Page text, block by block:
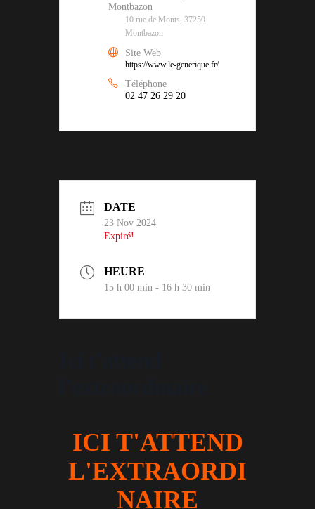
Montbazon
10 rue de Monts, 37250
Montbazon
Site Web
https://www.le-generique.fr/
Téléphone
02 47 26 29 20
DATE
23 Nov 2024
Expiré!
HEURE
15 h 00 min - 16 h 30 min
ICI T'ATTEND
L'EXTRAORDI
NAIRE